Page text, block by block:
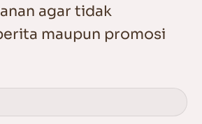
agar tidak
maupun promosi